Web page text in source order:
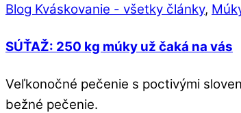
Blog Kváskovanie - všetky články,
SÚŤAŽ: 250 kg múky už čaká na vás
Veľkonočné pečenie s poctivými
bežné pečenie.